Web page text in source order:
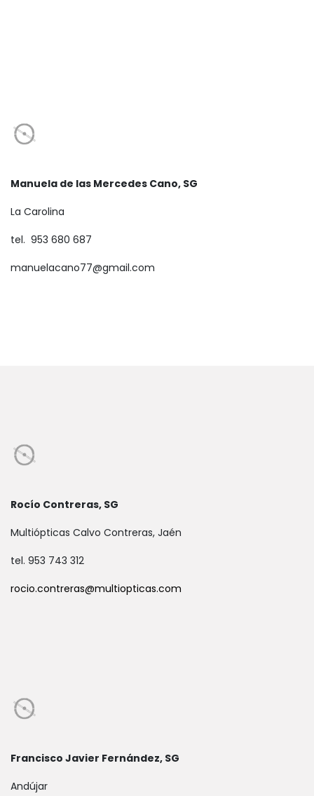
Manuela de las Mercedes Cano, SG
La Carolina
tel. 953 680 687
manuelacano77@gmail.com
Rocío Contreras, SG
Multiópticas Calvo Contreras, Jaén
tel. 953 743 312
rocio.contreras@multiopticas.com
Francisco Javier Fernández, SG
Andújar